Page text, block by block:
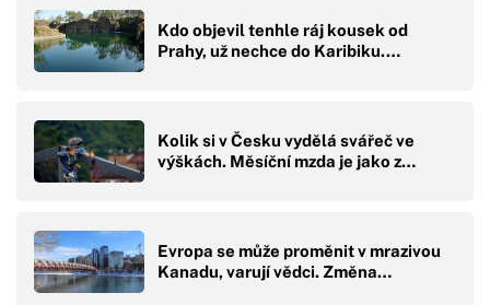
Kdo objevil tenhle ráj kousek od
Prahy, už nechce do Karibiku.…
Kolik si v Česku vydělá svářeč ve
výškách. Měsíční mzda je jako z…
Evropa se může proměnit v mrazivou
Kanadu, varují vědci. Změna…